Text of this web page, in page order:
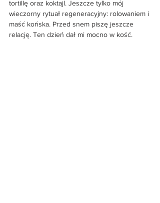
tortillę oraz koktajl. Jeszcze tylko mój
wieczorny rytuał regeneracyjny: rolowaniem i
maść końska. Przed snem piszę jeszcze
relację. Ten dzień dał mi mocno w kość.